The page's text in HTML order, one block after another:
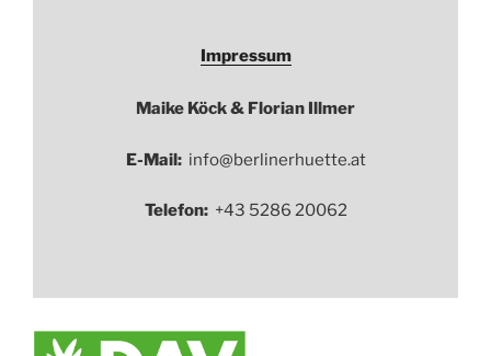
Impressum
Maike Köck & Florian Illmer
E-Mail: info@berlinerhuette.at
Telefon: +43 5286 20062